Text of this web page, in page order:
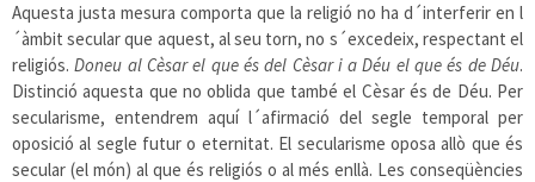
Aquesta justa mesura comporta que la religió no ha d´interferir en l
´àmbit secular que aquest, al seu torn, no s´excedeix, respectant el
religiós.Doneu al Cèsar el que és del Cèsar i a Déu el que és de Déu.
Distinció aquesta que no oblida que també el Cèsar és de Déu. Per
secularisme, entendrem aquí l´afirmació del segle temporal per
oposició al segle futur o eternitat. El secularisme oposa allò que és
secular (el món) al que és religiós o al més enllà. Les conseqüències